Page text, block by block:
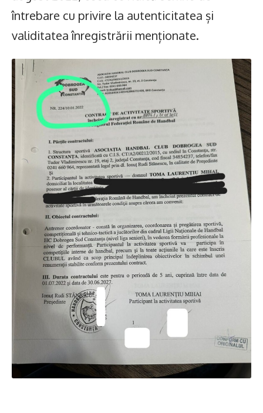
întrebare cu privire la autenticitatea și
validitatea înregistrării menționate.